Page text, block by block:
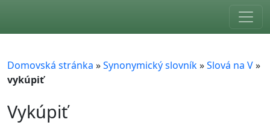
Domovská stránka »Synonymický slovník»Slová na V»
vykúpiť
Vykúpiť